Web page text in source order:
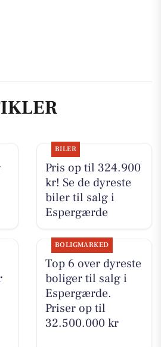
BILER
Pris op til 324.900
kr! Se de dyreste
biler til salg i
Espergærde
BOLIGMARKED
Top 6 over dyreste
boliger til salg i
Espergærde.
Priser op til
32.500.000 kr